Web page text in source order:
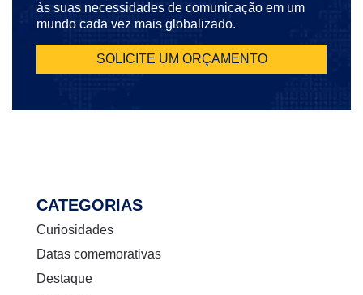
às suas necessidades de comunicação em um
mundo cada vez mais globalizado.
SOLICITE UM ORÇAMENTO
CATEGORIAS
Curiosidades
Datas comemorativas
Destaque